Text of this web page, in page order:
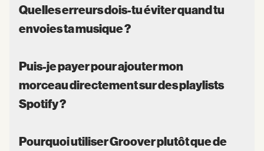
Quelles erreurs dois-tu éviter quand tu
envoies ta musique ?
Puis-je payer pour ajouter mon
morceau directement sur des playlists
Spotify ?
Pourquoi utiliser Groover plutôt que de